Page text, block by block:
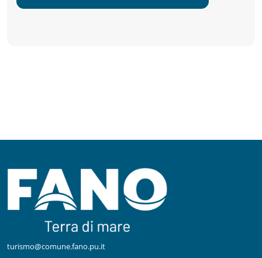
turismo@comune.fano.pu.it